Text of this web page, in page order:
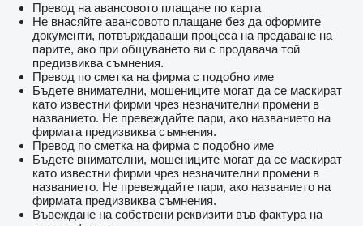
Превод на авансовото плащане по карта
Не внасяйте авансовото плащане без да оформите
документи, потвърждаващи процеса на предаване на
парите, ако при общуването ви с продавача той
предизвиква съмнения.
Превод по сметка на фирма с подобно име
Бъдете внимателни, мошениците могат да се маскират
като известни фирми чрез незначителни промени в
названието. Не превеждайте пари, ако названието на
фирмата предизвиква съмнения.
Превод по сметка на фирма с подобно име
Бъдете внимателни, мошениците могат да се маскират
като известни фирми чрез незначителни промени в
названието. Не превеждайте пари, ако названието на
фирмата предизвиква съмнения.
Въвеждане на собствени реквизити във фактура на